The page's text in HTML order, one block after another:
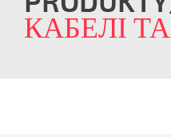
КАБЕЛІ